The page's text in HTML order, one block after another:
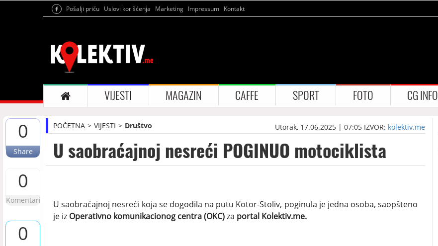
Pošalji priču Uslovi korišćenja Marketing Impressum Kontakt
VIJESTI MAGAZIN CAFFE SPORT FOTO CG INFO
0
Share
0
Komentari
0
POČETNA VIJESTI Društvo Utorak, 17.06.2025 | 07:05 IZVOR: kolektiv.me
U saobraćajnoj nesreći POGINUO motociklista
U saobraćajnoj nesreći koja se dogodila na putu Kotor-Stoliv, poginula je jedna osoba, saopšteno
je iz Operativno komunikacionog centra (OKC)za portal Kolektiv.me.